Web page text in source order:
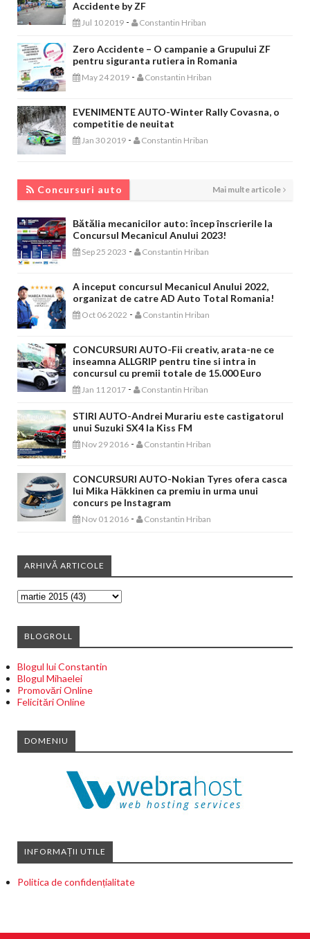
Accidente by ZF
Jul 10 2019 - Constantin Hriban
Zero Accidente – O campanie a Grupului ZF
pentru siguranta rutiera in Romania
May 24 2019 - Constantin Hriban
EVENIMENTE AUTO-Winter Rally Covasna, o
competitie de neuitat
Jan 30 2019 - Constantin Hriban
Concursuri auto Mai multe articole
Bătălia mecanicilor auto: încep înscrierile la
Concursul Mecanicul Anului 2023!
Sep 25 2023 - Constantin Hriban
A inceput concursul Mecanicul Anului 2022,
organizat de catre AD Auto Total Romania!
Oct 06 2022 - Constantin Hriban
CONCURSURI AUTO-Fii creativ, arata-ne ce
inseamna ALLGRIP pentru tine si intra in
concursul cu premii totale de 15.000 Euro
Jan 11 2017 - Constantin Hriban
STIRI AUTO-Andrei Murariu este castigatorul
unui Suzuki SX4 la Kiss FM
Nov 29 2016 - Constantin Hriban
CONCURSURI AUTO-Nokian Tyres ofera casca
lui Mika Häkkinen ca premiu in urma unui
concurs pe Instagram
Nov 01 2016 - Constantin Hriban
ARHIVĂ ARTICOLE
BLOGROLL
Blogul lui Constantin
Blogul Mihaelei
Promovări Online
Felicitări Online
DOMENIU
INFORMAȚII UTILE
Politica de confidențialitate